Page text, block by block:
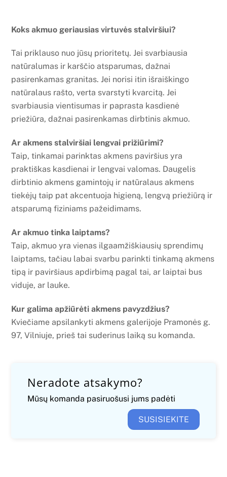
Koks akmuo geriausias virtuvės stalviršiui?
Tai priklauso nuo jūsų prioritetų. Jei svarbiausia
natūralumas ir karščio atsparumas, dažnai
pasirenkamas granitas. Jei norisi itin išraiškingo
natūralaus rašto, verta svarstyti kvarcitą. Jei
svarbiausia vientisumas ir paprasta kasdienė
priežiūra, dažnai pasirenkamas dirbtinis akmuo.
Ar akmens stalviršiai lengvai prižiūrimi?
Taip, tinkamai parinktas akmens paviršius yra
praktiškas kasdienai ir lengvai valomas. Daugelis
dirbtinio akmens gamintojų ir natūralaus akmens
tiekėjų taip pat akcentuoja higieną, lengvą priežiūrą ir
atsparumą fiziniams pažeidimams.
Ar akmuo tinka laiptams?
Taip, akmuo yra vienas ilgaamžiškiausių sprendimų
laiptams, tačiau labai svarbu parinkti tinkamą akmens
tipą ir paviršiaus apdirbimą pagal tai, ar laiptai bus
viduje, ar lauke.
Kur galima apžiūrėti akmens pavyzdžius?
Kviečiame apsilankyti akmens galerijoje Pramonės g.
97, Vilniuje, prieš tai suderinus laiką su komanda.
Neradote atsakymo?
Mūsų komanda pasiruošusi jums padėti
SUSISIEKITE